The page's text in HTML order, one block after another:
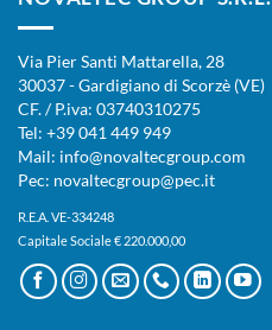
Via Pier Santi Mattarella, 28
30037 - Gardigiano di Scorzè (VE)
CF. / P.iva: 03740310275
Tel: +39 041 449 949
Mail: info@novaltecgroup.com
Pec: novaltecgroup@pec.it
R.E.A. VE-334248
Capitale Sociale € 220.000,00